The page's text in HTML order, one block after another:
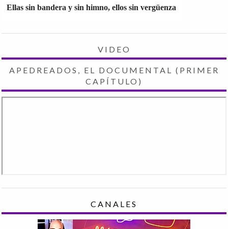
Ellas sin bandera y sin himno, ellos sin vergüenza
VIDEO
APEDREADOS, EL DOCUMENTAL (PRIMER
CAPÍTULO)
CANALES